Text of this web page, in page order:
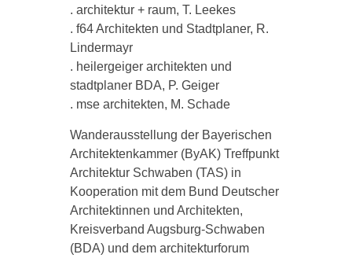
. architektur + raum, T. Leekes
. f64 Architekten und Stadtplaner, R.
Lindermayr
. heilergeiger architekten und
stadtplaner BDA, P. Geiger
. mse architekten, M. Schade
Wanderausstellung der Bayerischen
Architektenkammer (ByAK) Treffpunkt
Architektur Schwaben (TAS) in
Kooperation mit dem Bund Deutscher
Architektinnen und Architekten,
Kreisverband Augsburg-Schwaben
(BDA) und dem architekturforum